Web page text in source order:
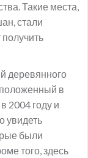
Такие места,
стали
деревянного
в
2004 году и
увидеть
были
того, здесь